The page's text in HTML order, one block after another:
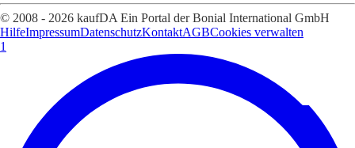
© 2008 - 2026 kaufDA Ein Portal der Bonial International GmbH
HilfeImpressumDatenschutzKontaktAGBCookies verwalten
1